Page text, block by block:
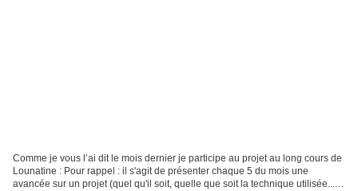
Comme je vous l’ai dit le mois dernier je participe au projet au long cours de
Lounatine : Pour rappel : il s'agit de présenter chaque 5 du mois une
avancée sur un projet (quel qu'il soit, quelle que soit la technique utilisée...)